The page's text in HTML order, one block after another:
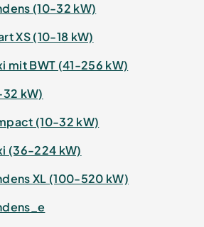
(10-32 kW)
XS (10-18 kW)
mit BWT (41-256 kW)
kW)
(10-32 kW)
(36-224 kW)
XL (100-520 kW)